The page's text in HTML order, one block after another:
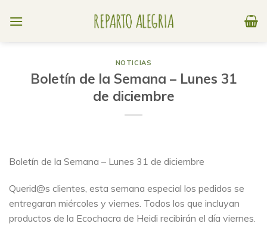
NOTICIAS
Boletín de la Semana – Lunes 31
de diciembre
Boletín de la Semana – Lunes 31 de diciembre
Querid@s clientes, esta semana especial los pedidos se
entregaran miércoles y viernes. Todos los que incluyan
productos de la Ecochacra de Heidi recibirán el día viernes.